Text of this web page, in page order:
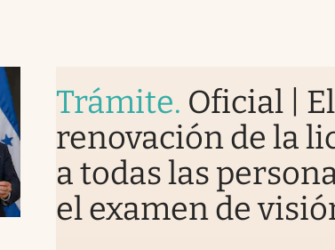
Trámite. Oficial |
renovación de la
a todas las
el examen de